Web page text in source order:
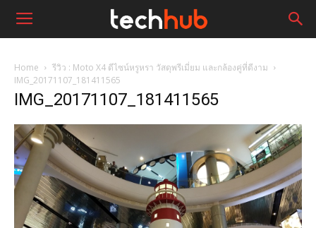
Home
รีวิว : Moto X4 ดีไซน์หรูหรา วัสดุพรีเมี่ยม และกล้องคู่ที่ดีงาม
IMG_20171107_181411565
IMG_20171107_181411565